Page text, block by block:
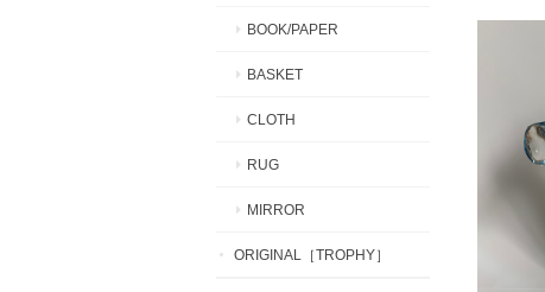
BOOK/PAPER
BASKET
CLOTH
RUG
MIRROR
ORIGINAL［TROPHY］